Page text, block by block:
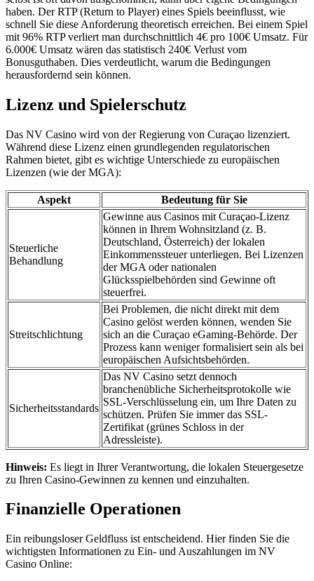
haben. Der RTP (Return to Player) eines Spiels beeinflusst, wie
schnell Sie diese Anforderung theoretisch erreichen. Bei einem Spiel
mit 96% RTP verliert man durchschnittlich 4€ pro 100€ Umsatz. Für
6.000€ Umsatz wären das statistisch 240€ Verlust vom
Bonusguthaben. Dies verdeutlicht, warum die Bedingungen
herausfordernd sein können.
Lizenz und Spielerschutz
Das NV Casino wird von der Regierung von Curaçao lizenziert.
Während diese Lizenz einen grundlegenden regulatorischen
Rahmen bietet, gibt es wichtige Unterschiede zu europäischen
Lizenzen (wie der MGA):
Aspekt Bedeutung für Sie
Steuerliche
Behandlung
Gewinne aus Casinos mit Curaçao-Lizenz
können in Ihrem Wohnsitzland (z. B.
Deutschland, Österreich) der lokalen
Einkommenssteuer unterliegen. Bei Lizenzen
der MGA oder nationalen
Glücksspielbehörden sind Gewinne oft
steuerfrei.
Streitschlichtung
Bei Problemen, die nicht direkt mit dem
Casino gelöst werden können, wenden Sie
sich an die Curaçao eGaming-Behörde. Der
Prozess kann weniger formalisiert sein als bei
europäischen Aufsichtsbehörden.
Sicherheitsstandards
Das NV Casino setzt dennoch
branchenübliche Sicherheitsprotokolle wie
SSL-Verschlüsselung ein, um Ihre Daten zu
schützen. Prüfen Sie immer das SSL-
Zertifikat (grünes Schloss in der
Adressleiste).
Hinweis: Es liegt in Ihrer Verantwortung, die lokalen Steuergesetze
zu Ihren Casino-Gewinnen zu kennen und einzuhalten.
Finanzielle Operationen
Ein reibungsloser Geldfluss ist entscheidend. Hier finden Sie die
wichtigsten Informationen zu Ein- und Auszahlungen im NV
Casino Online: